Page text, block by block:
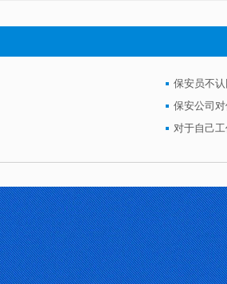
保安员不
保安公司
对于自己